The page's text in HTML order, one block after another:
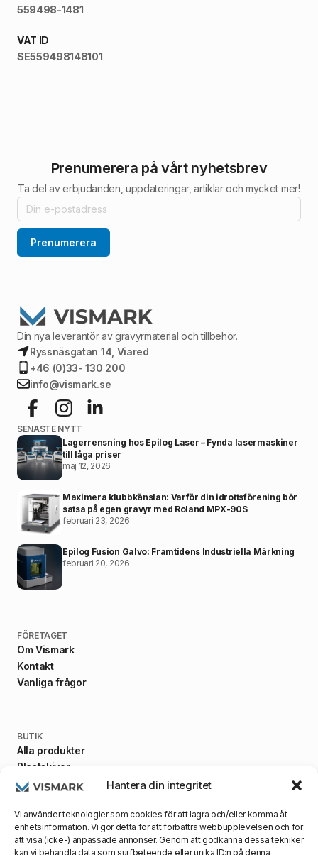
Hantera din integritet
Vi använder teknologier som cookies för att lagra och/eller komma åt
enhetsinformation. Vi gör detta för att förbättra webbupplevelsen och för
att visa (icke-) anpassade annonser. Genom att godkänna dessa tekniker
kan vi behandla data som surfbeteende eller unika ID:n på denna
559498-1481
VAT ID
SE559498148101
Prenumerera på vårt nyhetsbrev
Ta del av erbjudanden, uppdateringar, artiklar och mycket mer!
Prenumerera
Din nya leverantör av gravyrmaterial och tillbehör.
Ryssnäsgatan 14, Viared
+46 (0)33- 130 200
info@vismark.se
SENASTE NYTT
Lagerrensning hos Epilog Laser – Fynda lasermaskiner
till låga priser
maj 12, 2026
Maximera klubbkänslan: Varför din idrottsförening bör
satsa på egen gravyr med Roland MPX-90S
februari 23, 2026
Epilog Fusion Galvo: Framtidens Industriella Märkning
februari 20, 2026
FÖRETAGET
Om Vismark
Kontakt
Vanliga frågor
BUTIK
Alla produkter
Plastskivor
Fästanordningar